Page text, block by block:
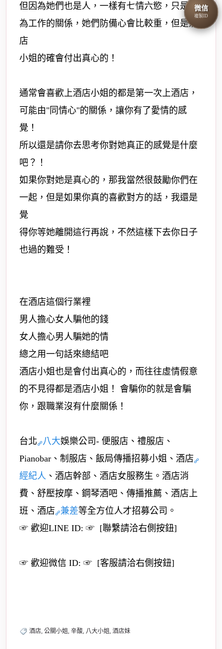
但因為她們也是人，一樣有七情六慾，只是因
為工作的關係，她們防備心會比較重，但是酒
店
小姐的確會付出真心的！
通常會喜歡上酒店小姐的都是第一次上酒店，
可能由"同情心"的關係，讓你有了愛情的感
覺！
所以還是請你去思考你對她真正的感覺是什麼
吧？！
如果你對她是真心的，那我當然很鼓勵你們在
一起，但是如果你真的喜歡對方的話，我還是
覺
得你等她離開這行再說，不然這樣下去你日子
也過的難受！
在酒店這個行業裡
男人擔心女人騙他的錢
女人擔心男人騙她的情
總之用一句話來總結吧
酒店小姐也是會付出真心的，而往往虛情假意
的不見得都是酒店小姐！ 會騙你的就是會騙
你，跟職業沒有什麼關係！
台北 八大娛樂公司- 便服店、禮服店、
Pianobar、制服店、飯局傳播招募小姐、酒店
經紀人 、酒店幹部、酒店女服務生。酒店消
費、舒壓按摩、鋼琴酒吧、傳播推薦、酒店上
班、酒店
兼差等全方位人才招募公司。
☞ 歡迎LINE ID: ☞ [聯繫請洽右側按鈕]
☞ 歡迎微信 ID: ☞ [客服請洽右側按鈕]
酒店, 公關小姐, 辛酸, 八大小姐, 酒店妹
微信
複製ID